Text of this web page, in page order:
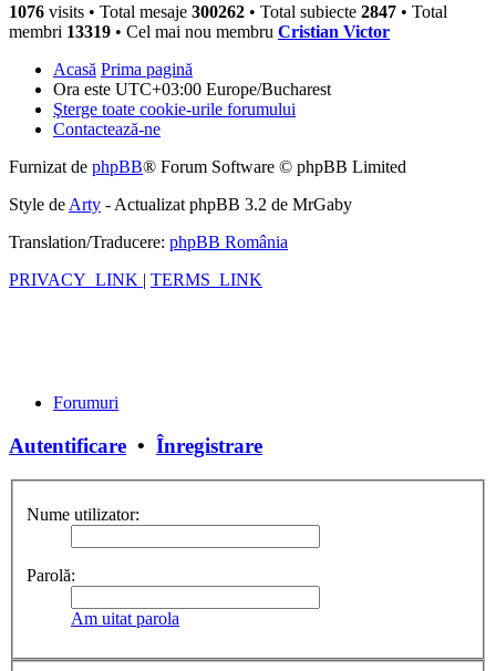
1076 visits • Total mesaje 300262 • Total subiecte 2847 • Total
membri 13319 • Cel mai nou membru Cristian Victor
Acasă Prima pagină
Ora este UTC+03:00 Europe/Bucharest
Şterge toate cookie-urile forumului
Contactează-ne
Furnizat de phpBB® Forum Software © phpBB Limited
Style de Arty - Actualizat phpBB 3.2 de MrGaby
Translation/Traducere: phpBB România
PRIVACY_LINK | TERMS_LINK
Forumuri
Autentificare • Înregistrare
Nume utilizator:
Parolă:
Am uitat parola